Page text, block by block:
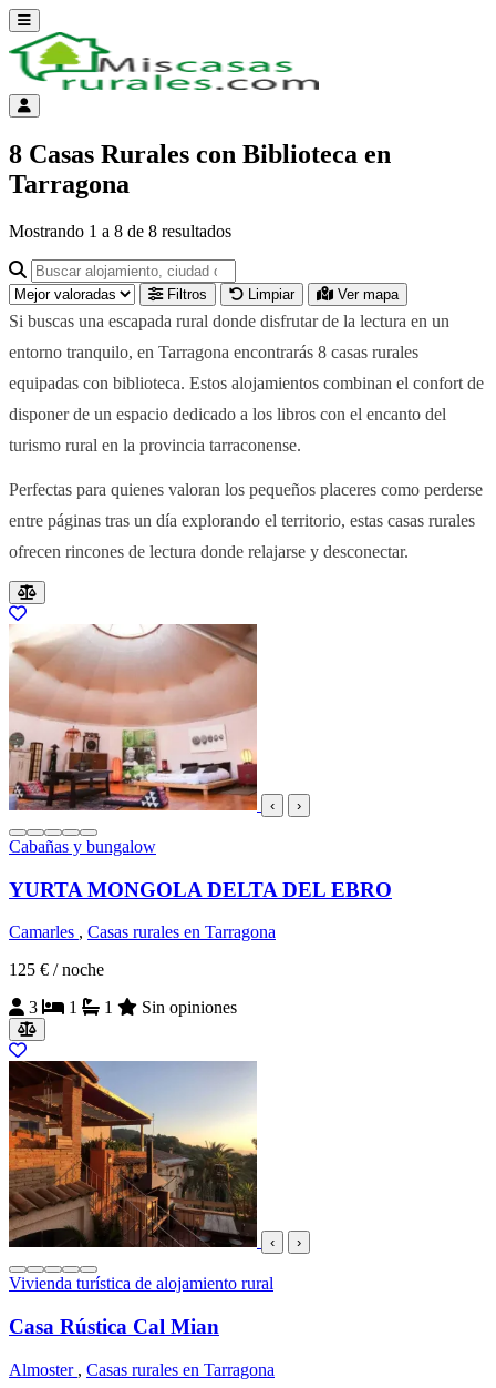
Abrir menú
Menú de cuenta
8 Casas Rurales con Biblioteca en
Tarragona
Mostrando 1 a 8 de 8 resultados
Buscar alojamiento, ciudad o provincia para ir a su página
Filtros Limpiar Ver mapa
Si buscas una escapada rural donde disfrutar de la lectura en un
entorno tranquilo, en Tarragona encontrarás 8 casas rurales
equipadas con biblioteca. Estos alojamientos combinan el confort de
disponer de un espacio dedicado a los libros con el encanto del
turismo rural en la provincia tarraconense.
Perfectas para quienes valoran los pequeños placeres como perderse
entre páginas tras un día explorando el territorio, estas casas rurales
ofrecen rincones de lectura donde relajarse y desconectar.
Resultados del listado
‹ ›
Cabañas y bungalow
YURTA MONGOLA DELTA DEL EBRO
Camarles , Casas rurales en Tarragona
125 € / noche
3
1 1 Sin opiniones
‹ ›
Vivienda turística de alojamiento rural
Casa Rústica Cal Mian
Almoster , Casas rurales en Tarragona